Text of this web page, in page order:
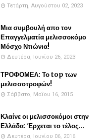
Τετάρτη, Αυγούστου 02, 2023
Μια συμβουλή απο τον
Επαγγελματία μελισσοκόμο
Μόσχο Ντιώνια!
Δευτέρα, Ιουνίου 26, 2023
ΤΡΟΦΟΜΕΛ: Το top των
μελισσοτροφών!
Σάββατο, Μαΐου 16, 2015
Κλαίνε οι μελισσοκόμοι στην
Ελλάδα: Έρχεται το τέλος...
Δευτέρα, Ιουνίου 06, 2016